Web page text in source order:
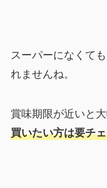
スーパーになくて
れませんね。
賞味期限が近いと
買いたい方は要チ